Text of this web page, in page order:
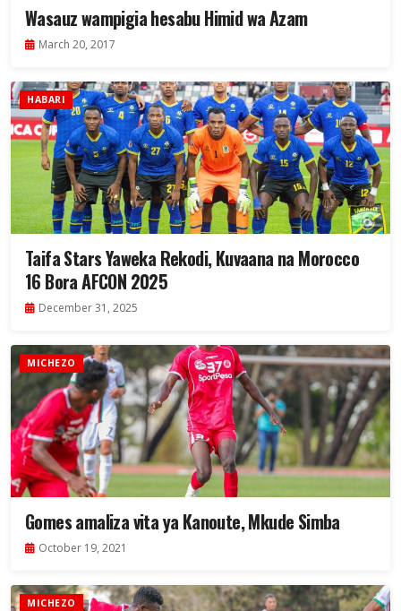
Wasauz wampigia hesabu Himid wa Azam
March 20, 2017
HABARI
Taifa Stars Yaweka Rekodi, Kuvaana na Morocco
16 Bora AFCON 2025
December 31, 2025
MICHEZO
Gomes amaliza vita ya Kanoute, Mkude Simba
October 19, 2021
MICHEZO